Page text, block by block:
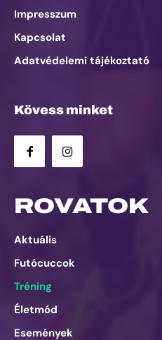
Impresszum
Kapcsolat
Adatvédelemi tájékoztató
Kövess minket
ROVATOK
Aktuális
Futócuccok
Tréning
Életmód
Események